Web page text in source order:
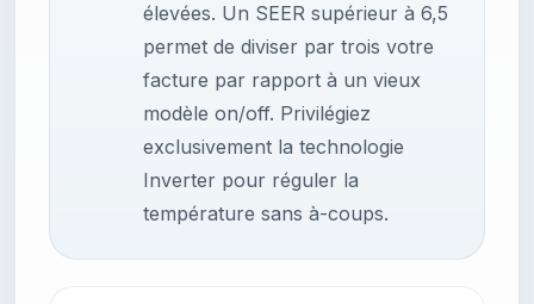
élevées. Un SEER supérieur à 6,5
permet de diviser par trois votre
facture par rapport à un vieux
modèle on/off. Privilégiez
exclusivement la technologie
Inverter pour réguler la
température sans à-coups.